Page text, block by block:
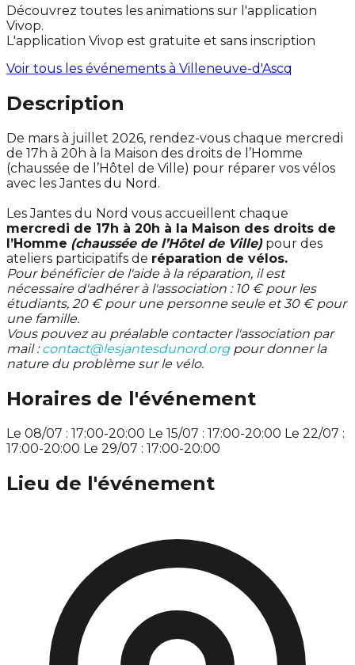
Découvrez toutes les animations sur l'application
Vivop.
L'application Vivop est gratuite et sans inscription
Voir tous les événements à Villeneuve-d'Ascq
Description
De mars à juillet 2026, rendez-vous chaque mercredi
de 17h à 20h à la Maison des droits de l’Homme
(chaussée de l’Hôtel de Ville) pour réparer vos vélos
avec les Jantes du Nord.
Les Jantes du Nord vous accueillent chaque
mercredi de 17h à 20h à la Maison des droits de
l’Homme (chaussée de l’Hôtel de Ville)pour des
ateliers participatifs de réparation de vélos.
Pour bénéficier de l'aide à la réparation, il est
nécessaire d'adhérer à l'association : 10 € pour les
étudiants, 20 € pour une personne seule et 30 € pour
une famille.
Vous pouvez au préalable contacter l'association par
mail : contact@lesjantesdunord.org pour donner la
nature du problème sur le vélo.
Horaires de l'événement
Le 08/07 : 17:00-20:00 Le 15/07 : 17:00-20:00 Le 22/07 :
17:00-20:00 Le 29/07 : 17:00-20:00
Lieu de l'événement